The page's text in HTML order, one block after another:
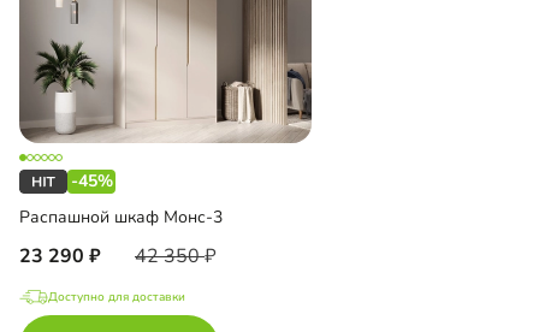
-45%
Распашной шкаф Монс-3
23 290 42 350
Доступно для доставки